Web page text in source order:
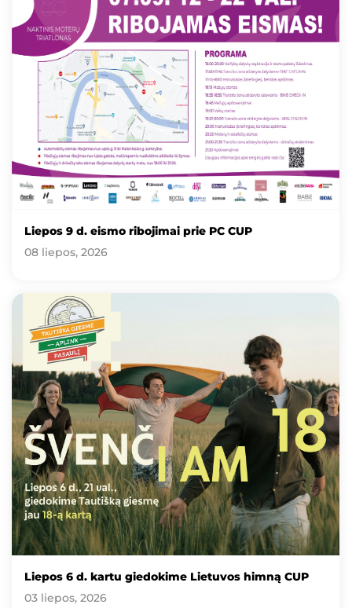
Liepos 9 d. eismo ribojimai prie PC CUP
08 liepos, 2026
Liepos 6 d. kartu giedokime Lietuvos himną CUP
03 liepos, 2026